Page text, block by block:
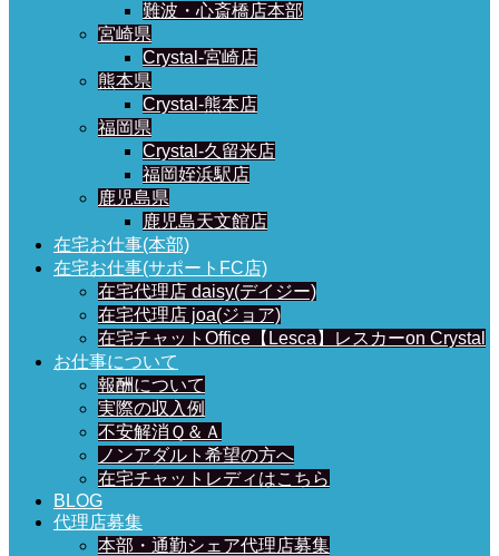
難波・心斎橋店本部
宮崎県
Crystal-宮崎店
熊本県
Crystal-熊本店
福岡県
Crystal-久留米店
福岡姪浜駅店
鹿児島県
鹿児島天文館店
在宅お仕事(本部)
在宅お仕事(サポートFC店)
在宅代理店 daisy(デイジー)
在宅代理店 joa(ジョア)
在宅チャットOffice【Lesca】レスカーon Crystal
お仕事について
報酬について
実際の収入例
不安解消Ｑ＆Ａ
ノンアダルト希望の方へ
在宅チャットレディはこちら
BLOG
代理店募集
本部・通勤シェア代理店募集